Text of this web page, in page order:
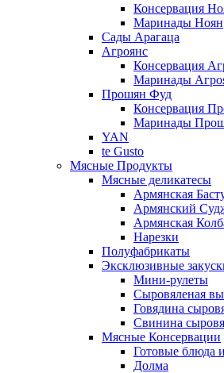
Консервация
Маринады Ноян
Сады Арагаца
Агроянс
Консервация
Маринады
Прошян Фуд
Консервация
Маринады
YAN
te Gusto
Мясные Продукты
Мясные деликатесы
Армянская
Армянский
Армянская
Нарезки
Полуфабрикаты
Эксклюзивные
Мини-рулеты
Сыровяленая
Говядина
Свинина
Мясные Консервации
Готовые блюда
Долма